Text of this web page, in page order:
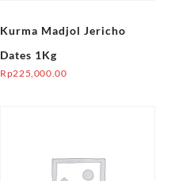
Kurma Madjol Jericho
Dates 1Kg
Rp225,000.00